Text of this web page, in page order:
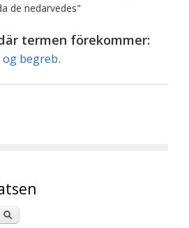
de nedarvedes"
termen förekommer:
begreb.